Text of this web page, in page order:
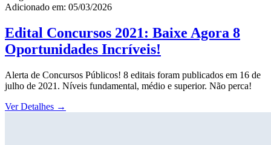
Adicionado em: 05/03/2026
Edital Concursos 2021: Baixe Agora 8
Oportunidades Incríveis!
Alerta de Concursos Públicos! 8 editais foram publicados em 16 de
julho de 2021. Níveis fundamental, médio e superior. Não perca!
Ver Detalhes →